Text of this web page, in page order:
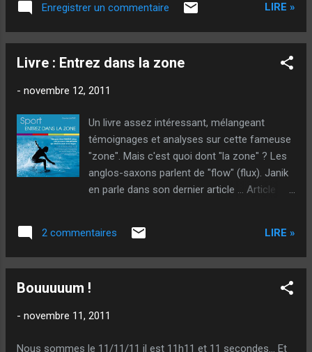
représenter le personnage, le vrai, celui dont
je veux parler ! Hier... (Vi... Je joue tellement
suis capable d'en faire 10 articles !), pendant
un Dieu, Cléo, ce bon Cléo, (Dont l'épouse a
français sur laquelle j'ai fantasmé ,), m'a dit
gentiment : "Je suis allé sur ton blog, c'est
vraiment très bien..." Bon... Ben que dire...
Merci encore Cléo ! Ça fait plaisir !
Je préferrerais que tu me complimentes sur
Je prends quand même ! ...
Enregistrer un commentaire LIRE »
Livre : Entrez dans la zone
- novembre 12, 2011
Un livre assez intéressant, mélangeant
témoignages et analyses sur cette fameuse
"zone". Mais c'est quoi dont "la zone" ? Les
anglos-saxons parlent de "flow" (flux). Janik
en parle dans son dernier article ... Article
honteusement plagié un autre article... Mais
je ne sais pas lequel !!! :-) Il n'est pas
de sport en général et de sa gestion
livres sérieux parlent de phénomènes qu'on
2 commentaires LIRE »
Bouuuuum !
- novembre 11, 2011
Nous sommes le 11/11/11 il est 11h11 et 11 secondes… Et